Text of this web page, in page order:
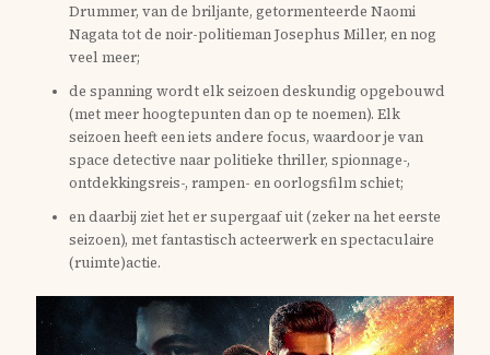
Drummer, van de briljante, getormenteerde Naomi
Nagata tot de noir-politieman Josephus Miller, en nog
veel meer;
de spanning wordt elk seizoen deskundig opgebouwd
(met meer hoogtepunten dan op te noemen). Elk
seizoen heeft een iets andere focus, waardoor je van
space detective naar politieke thriller, spionnage-,
ontdekkingsreis-, rampen- en oorlogsfilm schiet;
en daarbij ziet het er supergaaf uit (zeker na het eerste
seizoen), met fantastisch acteerwerk en spectaculaire
(ruimte)actie.